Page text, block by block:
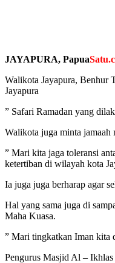
JAYAPURA, Papua
Walikota Jayapura, Benhur
Jayapura
” Safari Ramadan yang
Walikota juga minta jamaah
” Mari kita jaga toleransi
ketertiban di wilayah kota
Ia juga juga berharap agar
Hal yang sama juga di
Maha Kuasa.
” Mari tingkatkan Iman kita
Pengurus Masjid Al –